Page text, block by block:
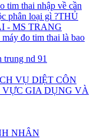
tim thai nhập về cần
phân loại gì ?THỦ
- MS TRANG
đo tim thai là bao
VỤ DIỆT CÔN
GIA DỤNG VÀ
NHÂN